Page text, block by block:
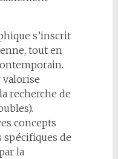
s’inscrit
tout en
valorise
recherche de
concepts
de
la